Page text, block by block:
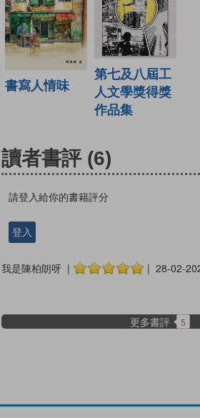
書寫人情味
第七及八屆工
人文學獎得獎
作品集
讀者書評 (6)
請登入給你的書籍評分
登入
我是陳柏朗呀 | | 28-02-
更多書評 5